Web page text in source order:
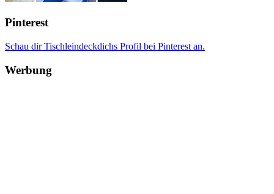
Pinterest
Schau dir Tischleindeckdichs Profil bei Pinterest an.
Werbung